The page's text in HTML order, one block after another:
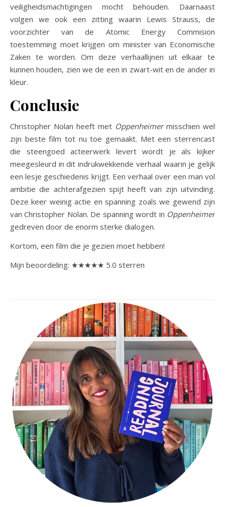
veiligheidsmachtigingen mocht behouden. Daarnaast
volgen we ook een zitting waarin Lewis Strauss, de
voorzichter van de Atomic Energy Commision
toestemming moet krijgen om minister van Economische
Zaken te worden. Om deze verhaallijnen uit elkaar te
kunnen houden, zien we de een in zwart-wit en de ander in
kleur.
Conclusie
Christopher Nolan heeft met Oppenheimermisschien wel
zijn beste film tot nu toe gemaakt. Met een sterrencast
die steengoed acteerwerk levert wordt je als kijker
meegesleurd in dit indrukwekkende verhaal waarin je gelijk
een lesje geschiedenis krijgt. Een verhaal over een man vol
ambitie die achterafgezien spijt heeft van zijn uitvinding.
Deze keer weinig actie en spanning zoals we gewend zijn
van Christopher Nolan. De spanning wordt in Oppenheimer
gedreven door de enorm sterke dialogen.
Kortom, een film die je gezien moet hebben!
Mijn beoordeling: ★★★★★ 5.0 sterren